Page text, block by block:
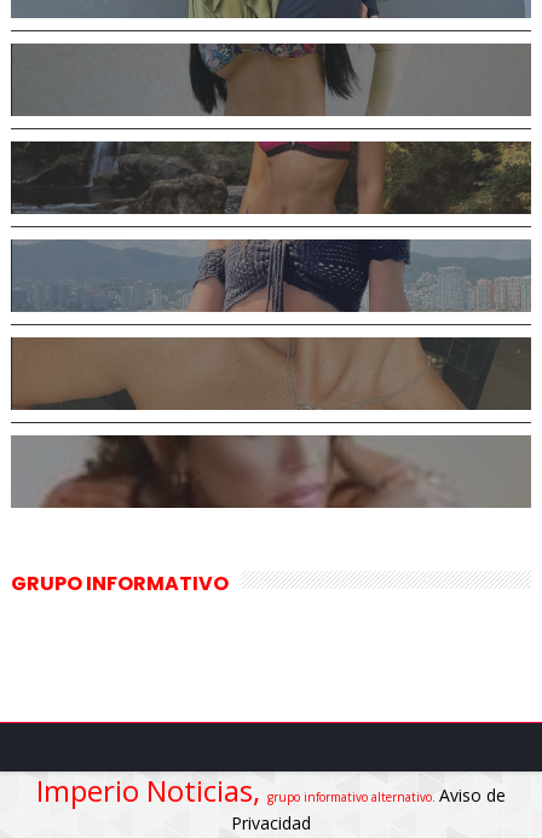
GRUPO INFORMATIVO
Imperio Noticias, grupo informativo alternativo. Aviso de
Privacidad